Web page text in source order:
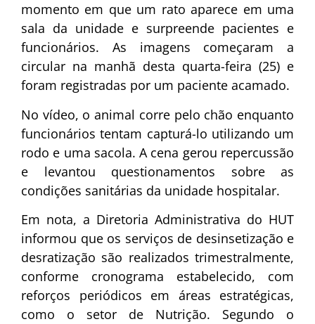
momento em que um rato aparece em uma
sala da unidade e surpreende pacientes e
funcionários. As imagens começaram a
circular na manhã desta quarta-feira (25) e
foram registradas por um paciente acamado.
No vídeo, o animal corre pelo chão enquanto
funcionários tentam capturá-lo utilizando um
rodo e uma sacola. A cena gerou repercussão
e levantou questionamentos sobre as
condições sanitárias da unidade hospitalar.
Em nota, a Diretoria Administrativa do HUT
informou que os serviços de desinsetização e
desratização são realizados trimestralmente,
conforme cronograma estabelecido, com
reforços periódicos em áreas estratégicas,
como o setor de Nutrição. Segundo o